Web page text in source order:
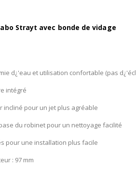
Strayt avec bonde de vidage
d¿'eau et utilisation confortable (pas
intégré
incliné pour un jet plus agréable
du robinet pour un nettoyage facilité
pour une installation plus facile
: 97 mm